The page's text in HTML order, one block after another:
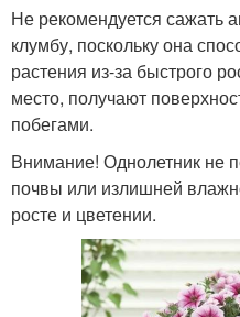
Не рекомендуется сажать
клумбу, поскольку она
растения из-за быстрого
место, получают
побегами.
Внимание! Однолетник не
почвы или излишней
росте и цветении.